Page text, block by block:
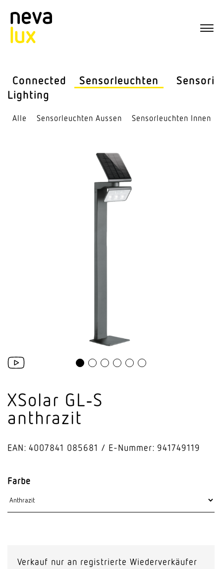
Connected
Lighting
Sensor­leuchten Sensorik
Alle Sensor­leuchten Aussen Sensor­leuchten Innen
XSolar GL‑S
anthrazit
EAN: 4007841 085681 E-Nummer: 941749119
Farbe
Verkauf nur an registrierte Wiederverkäufer